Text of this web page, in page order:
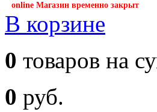
online Магазин временно закрыт
В корзине
0 товаров на
0 руб.